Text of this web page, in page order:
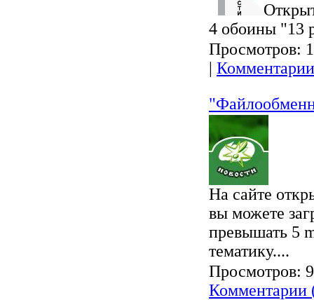
4 обоины "13
Просмотров:
|
На сайте
вы можете
превышать 5
тематику....
Просмотров:
Комментарии